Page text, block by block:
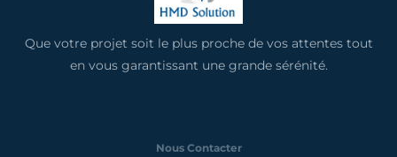
Que votre projet soit le plus proche de vos attentes tout
en vous garantissant une grande sérénité.
Nous Contacter